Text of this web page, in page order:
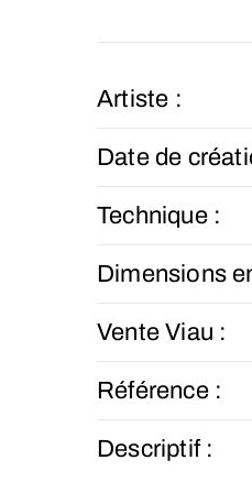
Artiste :
Date de
Technique :
Dimensions
Vente Viau :
Référence :
Descriptif :